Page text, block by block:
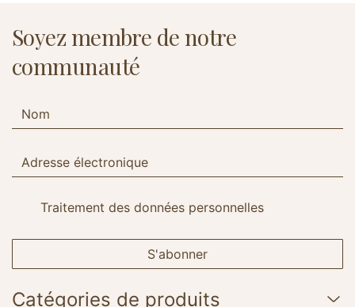
Soyez membre de notre
communauté
Traitement des données personnelles
S'abonner
Catégories de produits